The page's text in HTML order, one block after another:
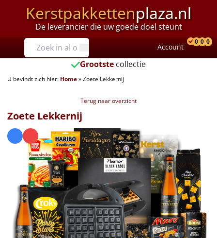
Kerstpakkettenplaza.nl
De leverancier die uw goede doel steunt
Prijzen
Tot €25
€25 tot €35
€40 tot €45
€45 tot €50
€50 tot €55
€55 tot €75
€75 tot €100
Account
0 0 0
Grootste collectie
U bevindt zich hier: Home»Zoete Lekkernij
Terug naar overzicht
Zoete Lekkernij